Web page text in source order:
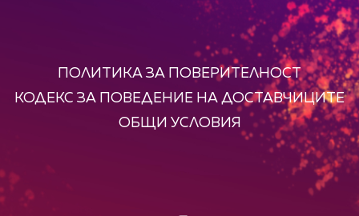
ПОЛИТИКА ЗА ПОВЕРИТЕЛНОСТ
КОДЕКС ЗА ПОВЕДЕНИЕ НА ДОСТАВЧИЦИТЕ
ОБЩИ УСЛОВИЯ